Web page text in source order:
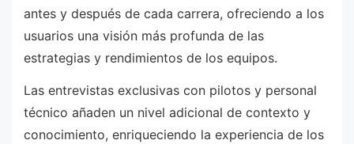
antes y después de cada carrera, ofreciendo a los
usuarios una visión más profunda de las
estrategias y rendimientos de los equipos.
Las entrevistas exclusivas con pilotos y personal
técnico añaden un nivel adicional de contexto y
conocimiento, enriqueciendo la experiencia de los